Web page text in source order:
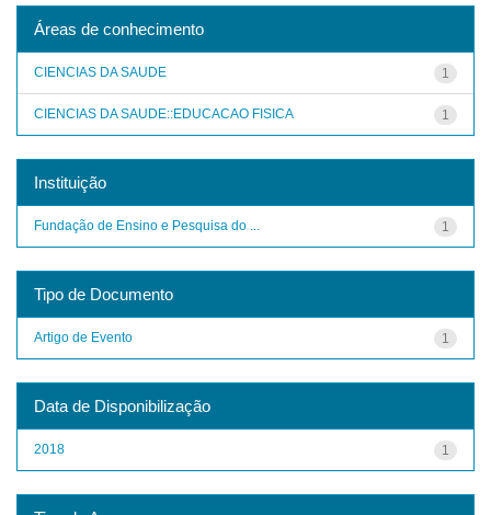
Áreas de conhecimento
1
CIENCIAS DA SAUDE
1
CIENCIAS DA SAUDE::EDUCACAO FISICA
Instituição
1
Fundação de Ensino e Pesquisa do ...
Tipo de Documento
1
Artigo de Evento
Data de Disponibilização
1
2018